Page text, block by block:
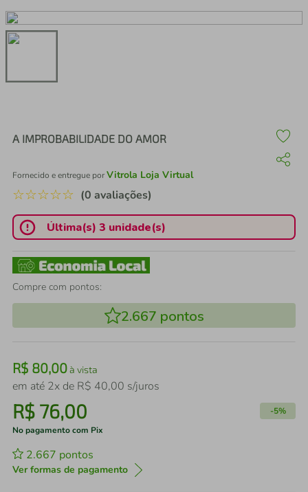
A IMPROBABILIDADE DO AMOR
Fornecido e entregue porVitrola Loja Virtual
☆☆☆☆☆ (0 avaliações)
Última(s) 3 unidade(s)
Compre com pontos:
2.667 pontos
R$ 80,00à vista
em até 2x de R$ 40,00 s/juros
R$ 76,00 -5%
No pagamento com Pix
2.667 pontos
Ver formas de pagamento
2º cafeteira